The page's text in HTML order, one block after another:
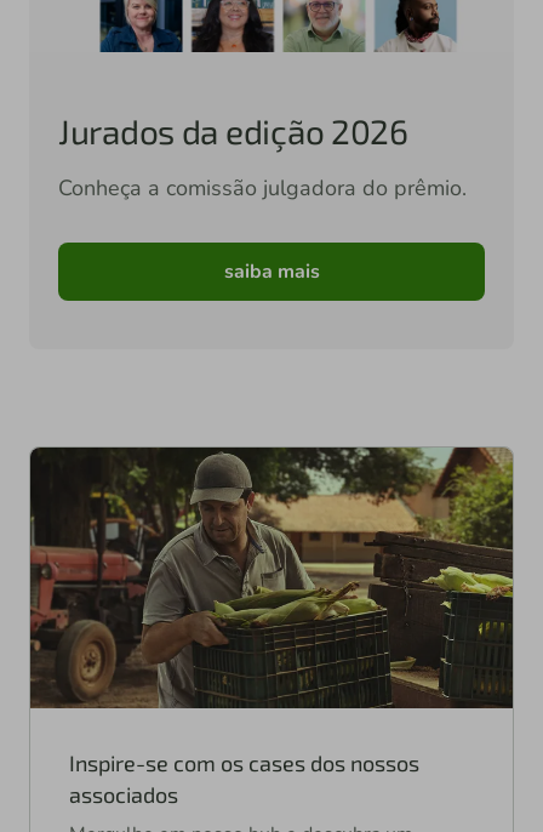
Jurados da edição 2026
Conheça a comissão julgadora do prêmio.
saiba mais
Inspire-se com os cases dos nossos
associados